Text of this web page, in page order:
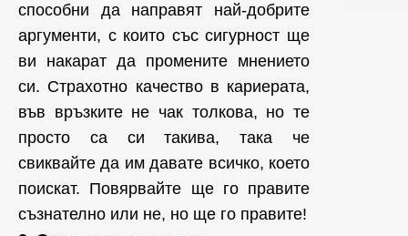
способни да направят най-добрите
аргументи, с които със сигурност ще
ви накарат да промените мнението
си. Страхотно качество в кариерата,
във връзките не чак толкова, но те
просто са си такива, така че
свиквайте да им давате всичко, което
поискат. Повярвайте ще го правите
съзнателно или не, но ще го правите!